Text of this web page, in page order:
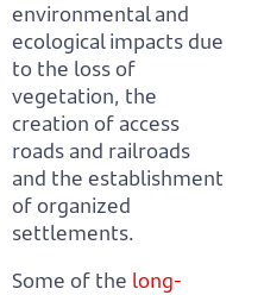
environmental and
ecological impacts due
to the loss of
vegetation, the
creation of access
roads and railroads
and the establishment
of organized
settlements.
Some of the long-